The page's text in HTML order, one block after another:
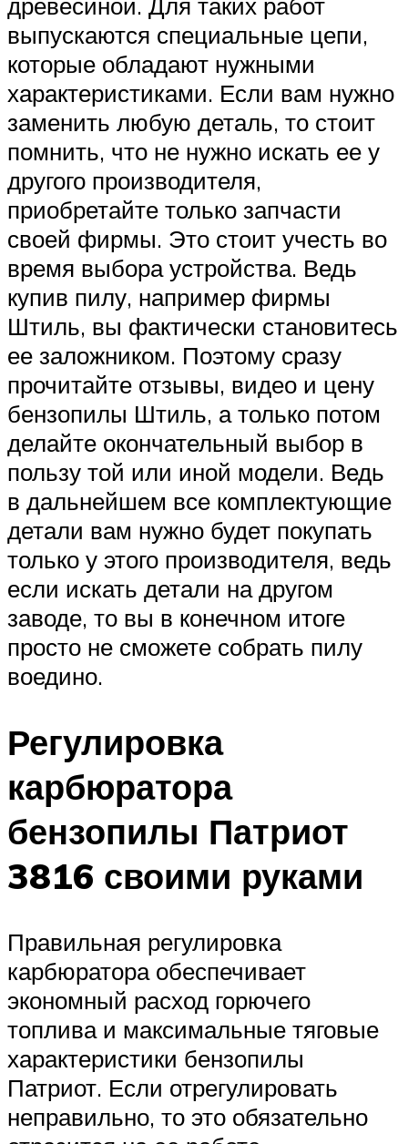
выпускаются специальные цепи,
которые обладают нужными
характеристиками. Если вам нужно
заменить любую деталь, то стоит
помнить, что не нужно искать ее у
другого производителя,
приобретайте только запчасти
своей фирмы. Это стоит учесть во
время выбора устройства. Ведь
купив пилу, например фирмы
Штиль, вы фактически становитесь
ее заложником. Поэтому сразу
прочитайте отзывы, видео и цену
бензопилы Штиль, а только потом
делайте окончательный выбор в
пользу той или иной модели. Ведь
в дальнейшем все комплектующие
детали вам нужно будет покупать
только у этого производителя, ведь
если искать детали на другом
заводе, то вы в конечном итоге
просто не сможете собрать пилу
воедино.
Регулировка
карбюратора
бензопилы Патриот
3816 своими руками
Правильная регулировка
карбюратора обеспечивает
экономный расход горючего
топлива и максимальные тяговые
характеристики бензопилы
Патриот. Если отрегулировать
неправильно, то это обязательно